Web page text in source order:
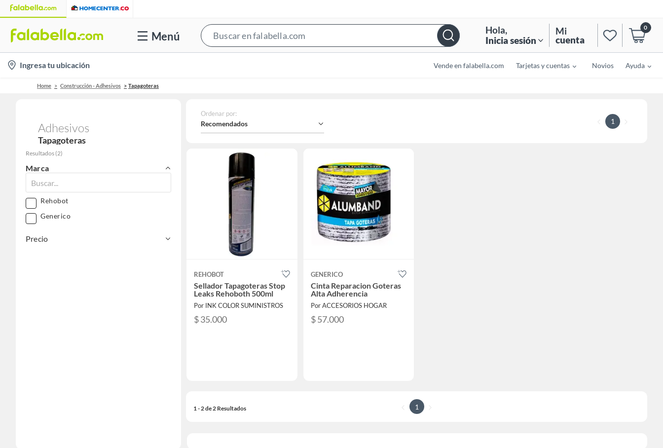
Menú
Bar
Hola,
Inicia sesión
Mi
cuenta
0
location-
icon
Ingresa tu ubicación Vende en falabella.com Tarjetas y cuentas Novios Ayuda
Home Construcción - Adhesivos Tapagoteras
Adhesivos
Tapagoteras
Resultados (2)
Marca
Rehobot
Generico
Precio
Ordenar por:
Recomendados 1
REHOBOT
Sellador Tapagoteras Stop
Leaks Rehoboth 500ml
Por INK COLOR SUMINISTROS
$ 35.000
GENERICO
Cinta Reparacion Goteras
Alta Adherencia
Por ACCESORIOS HOGAR
$ 57.000
1 - 2 de 2 Resultados 1